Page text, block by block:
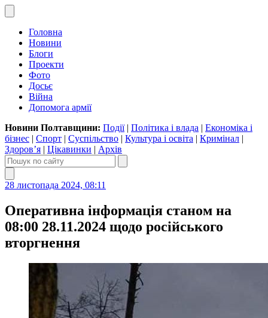
Головна
Новини
Блоги
Проекти
Фото
Досьє
Війна
Допомога армії
Новини Полтавщини: Події| Політика і влада | Економіка і
бізнес | Спорт | Суспільство | Культура і освіта | Кримінал |
Здоров’я | Цікавинки | Архів
28 листопада 2024, 08:11
Оперативна інформація станом на
08:00 28.11.2024 щодо російського
вторгнення